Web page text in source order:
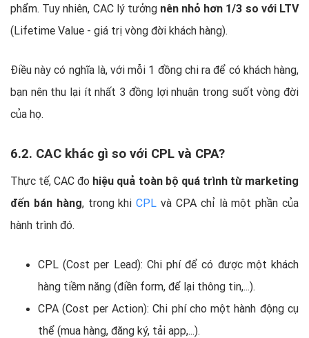
phẩm. Tuy nhiên, CAC lý tưởng nên nhỏ hơn 1/3 so với LTV
(Lifetime Value - giá trị vòng đời khách hàng).
Điều này có nghĩa là, với mỗi 1 đồng chi ra để có khách hàng,
bạn nên thu lại ít nhất 3 đồng lợi nhuận trong suốt vòng đời
của họ.
6.2. CAC khác gì so với CPL và CPA?
Thực tế, CAC đo hiệu quả toàn bộ quá trình từ marketing
đến bán hàng, trong khiCPL và CPA chỉ là một phần của
hành trình đó.
CPL (Cost per Lead): Chi phí để có được một khách
hàng tiềm năng (điền form, để lại thông tin,...).
CPA (Cost per Action): Chi phí cho một hành động cụ
thể (mua hàng, đăng ký, tải app,...).